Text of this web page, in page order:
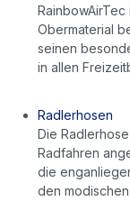
Obermaterial
seinen
in allen
Radlerhosen
Die
Radfahren
die
den